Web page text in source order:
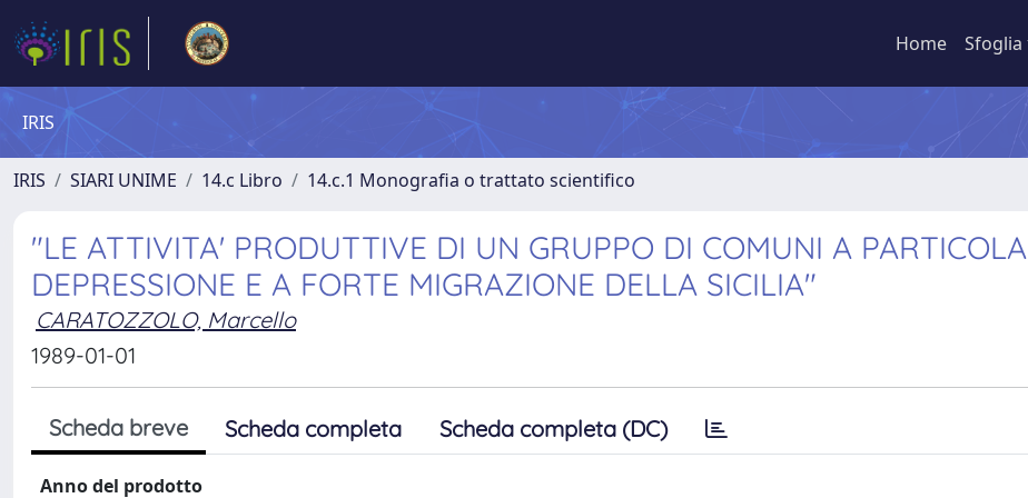
Home Sfoglia
IRIS
IRIS SIARI UNIME 14.c Libro 14.c.1 Monografia o trattato scientifico
"LE ATTIVITA' PRODUTTIVE DI UN GRUPPO DI COMUNI A PARTICOLA
DEPRESSIONE E A FORTE MIGRAZIONE DELLA SICILIA"
CARATOZZOLO, Marcello
1989-01-01
Scheda breve Scheda completa Scheda completa (DC)
Anno del prodotto